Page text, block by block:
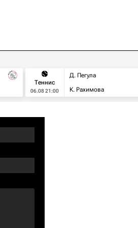
Теннис
06.08 21:00
Д. Пегула
К. Рахимова